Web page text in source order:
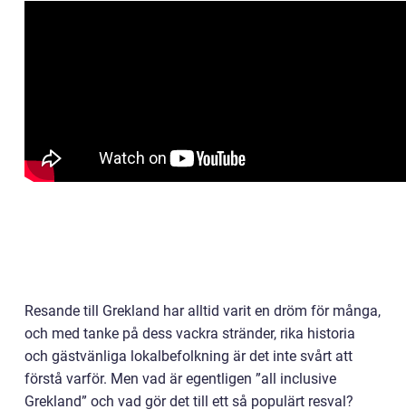
Resande till Grekland har alltid varit en dröm för många,
och med tanke på dess vackra stränder, rika historia
och gästvänliga lokalbefolkning är det inte svårt att
förstå varför. Men vad är egentligen ”all inclusive
Grekland” och vad gör det till ett så populärt resval?